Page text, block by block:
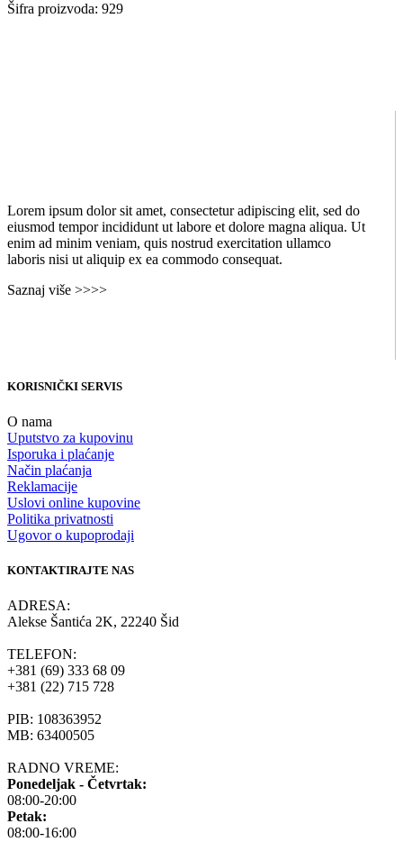
Šifra proizvoda: 929
Lorem ipsum dolor sit amet, consectetur adipiscing elit, sed do
eiusmod tempor incididunt ut labore et dolore magna aliqua. Ut
enim ad minim veniam, quis nostrud exercitation ullamco
laboris nisi ut aliquip ex ea commodo consequat.
Saznaj više >>>>
KORISNIČKI SERVIS
O nama
Uputstvo za kupovinu
Isporuka i plaćanje
Način plaćanja
Reklamacije
Uslovi online kupovine
Politika privatnosti
Ugovor o kupoprodaji
KONTAKTIRAJTE NAS
ADRESA:
Alekse Šantića 2K, 22240 Šid
TELEFON:
+381 (69) 333 68 09
+381 (22) 715 728
PIB: 108363952
MB: 63400505
RADNO VREME:
Ponedeljak - Četvrtak:
08:00-20:00
Petak:
08:00-16:00